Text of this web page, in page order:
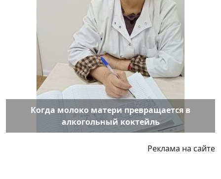
Когда молоко матери превращается в
алкогольный коктейль
Реклама на сайте